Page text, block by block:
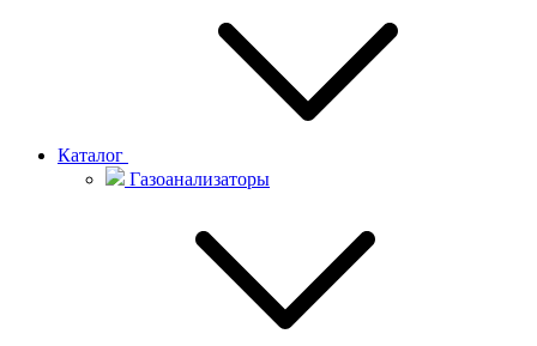
Каталог
Газоанализаторы